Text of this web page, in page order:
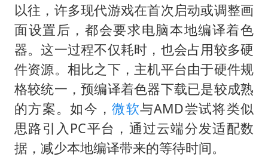
以往，许多现代游戏在首次启动或调整画
面设置后，都会要求电脑本地编译着色
器。这一过程不仅耗时，也会占用较多硬
件资源。相比之下，主机平台由于硬件规
格较统一，预编译着色器下载已是较成熟
的方案。如今，微软与AMD尝试将类似
思路引入PC平台，通过云端分发适配数
据，减少本地编译带来的等待时间。